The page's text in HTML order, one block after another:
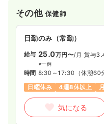
と協力・連携して、地域に
ークづくりを進めています。
その他 保健師
日勤のみ（常勤）
給与 25.0万円〜/月 賞与
※一例
時間 8:30～17:30 （休憩60
日曜休み
4週8休以上
気になる